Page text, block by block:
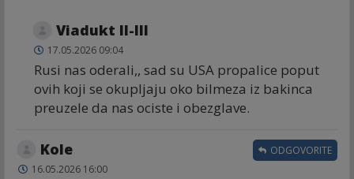
Viadukt II-lll
17.05.2026 09:04
Rusi nas oderali,, sad su USA propalice poput
ovih koji se okupljaju oko bilmeza iz bakinca
preuzele da nas ociste i obezglave.
Kole
16.05.2026 16:00
ODGOVORITE